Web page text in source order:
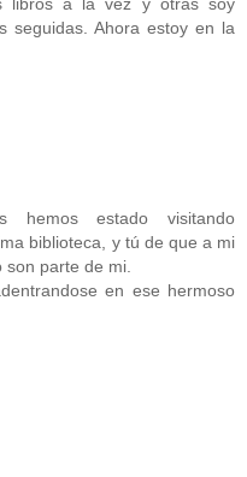
libros a la vez y otras soy
seguidas. Ahora estoy en la
estado visitando
biblioteca, y tú de que a mi
son parte de mi.
en ese hermoso